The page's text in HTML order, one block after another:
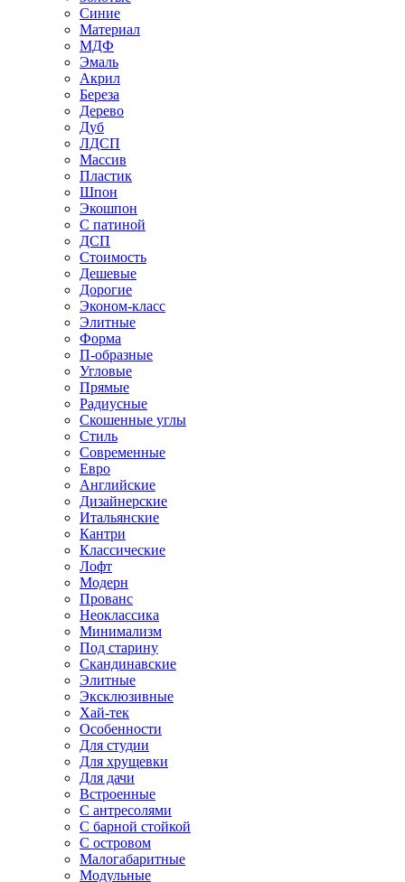
Синие
Материал
МДФ
Эмаль
Акрил
Береза
Дерево
Дуб
ЛДСП
Массив
Пластик
Шпон
Экошпон
С патиной
ДСП
Стоимость
Дешевые
Дорогие
Эконом-класс
Элитные
Форма
П-образные
Угловые
Прямые
Радиусные
Скошенные углы
Стиль
Современные
Евро
Английские
Дизайнерские
Итальянские
Кантри
Классические
Лофт
Модерн
Прованс
Неоклассика
Минимализм
Под старину
Скандинавские
Элитные
Эксклюзивные
Хай-тек
Особенности
Для студии
Для хрущевки
Для дачи
Встроенные
С антресолями
С барной стойкой
С островом
Малогабаритные
Модульные